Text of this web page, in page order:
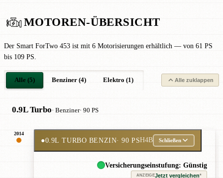
MOTOREN-ÜBERSICHT
Der Smart ForTwo 453 ist mit 6 Motorisierungen erhältlich — von 61 PS
bis 109 PS.
Alle (5) Benziner (4) Elektro (1) Alle zuklappen
0.9L Turbo· Benziner· 90 PS
2014
●0.9L TURBO BENZIN· 90 PSH4B Schließen
Versicherungseinstufung: Günstig
ANZEIGEJetzt vergleichen*